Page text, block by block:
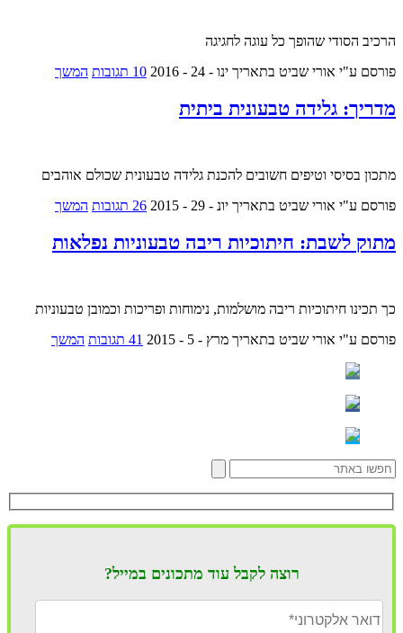
הרכיב הסודי שהופך כל עוגה לחגיגה
פורסם ע"י אורי שביט בתאריך ינו - 24 - 2016 10 תגובות המשך
מדריך: גלידה טבעונית ביתית
מתכון בסיסי וטיפים חשובים להכנת גלידה טבעונית שכולם אוהבים
פורסם ע"י אורי שביט בתאריך יונ - 29 - 2015 26 תגובות המשך
מתוק לשבת: חיתוכיות ריבה טבעוניות נפלאות
כך תכינו חיתוכיות ריבה מושלמות, נימוחות ופריכות וכמובן טבעוניות
פורסם ע"י אורי שביט בתאריך מרץ - 5 - 2015 41 תגובות המשך
רוצה לקבל עוד מתכונים במייל?